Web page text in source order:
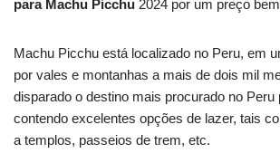
para Machu Picchu 2024 por um preço
Machu Picchu está localizado no Peru, em
por vales e montanhas a mais de dois mil
disparado o destino mais procurado no Peru
contendo excelentes opções de lazer, tais
a templos, passeios de trem, etc.